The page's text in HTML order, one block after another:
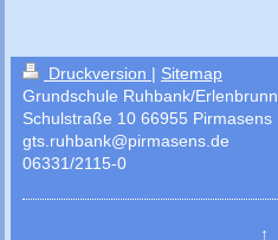
Druckversion | Sitemap
Grundschule Ruhbank/Erlenbrunn
Schulstraße 10 66955 Pirmasens
gts.ruhbank@pirmasens.de
06331/2115-0
↑